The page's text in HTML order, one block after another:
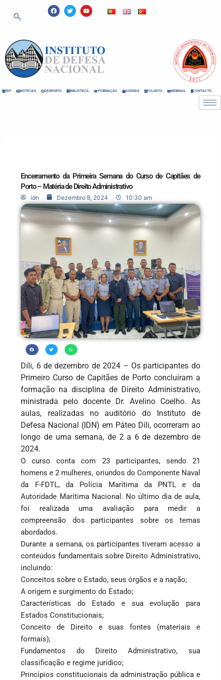
F
a
c
k
T
w
i
Y
o
u
PDF NOTÍCIAS DESPORTO BIBLIOTECA FORMAÇÃO AGENDA FOLHETO WEBMAIL CONTACTO
Encerramento da Primeira Semana do Curso de Capitães de
Porto – Matéria de Direito Administrativo
idn Dezembro 8, 2024 10:30 am
Díli, 6 de dezembro de 2024 – Os participantes do
Primeiro Curso de Capitães de Porto concluíram a
formação na disciplina de Direito Administrativo,
ministrada pelo docente Dr. Avelino Coelho. As
aulas, realizadas no auditório do Instituto de
Defesa Nacional (IDN) em Páteo Díli, ocorreram ao
longo de uma semana, de 2 a 6 de dezembro de
2024.
O curso conta com 23 participantes, sendo 21
homens e 2 mulheres, oriundos do Componente Naval
da F-FDTL, da Polícia Marítima da PNTL e da
Autoridade Marítima Nacional. No último dia de aula,
foi realizada uma avaliação para medir a
compreensão dos participantes sobre os temas
abordados.
Durante a semana, os participantes tiveram acesso a
conteúdos fundamentais sobre Direito Administrativo,
incluindo:
Conceitos sobre o Estado, seus órgãos e a nação;
A origem e surgimento do Estado;
Características do Estado e sua evolução para
Estados Constitucionais;
Conceito de Direito e suas fontes (materiais e
formais);
Fundamentos do Direito Administrativo, sua
classificação e regime jurídico;
Princípios constitucionais da administração pública e